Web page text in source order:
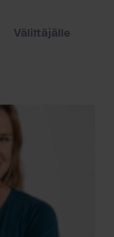
Välittäjälle